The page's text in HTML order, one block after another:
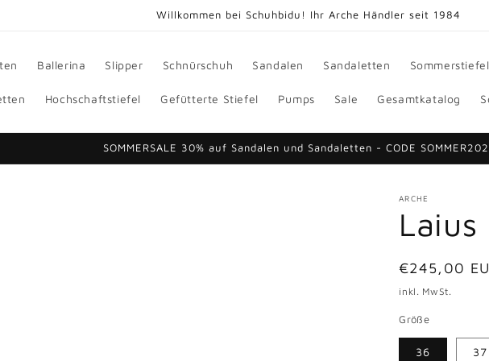
Willkommen bei Schuhbidu! Ihr Arche Händler seit 1984
Ballerina Slipper Schnürschuh Sandalen Sandaletten Sommerstiefel
Hochschaftstiefel Gefütterte Stiefel Pumps Sale Gesamtkatalog
SOMMERSALE 30% auf Sandalen und Sandaletten - CODE
ARCHE
Normaler
Preis
€245,00
inkl. MwSt.
Größe
36 37